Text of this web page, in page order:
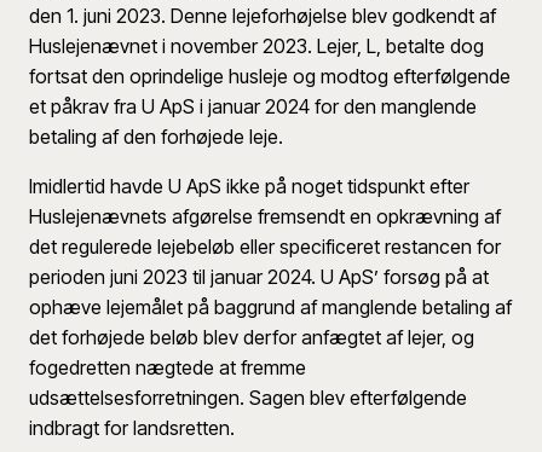
den 1. juni 2023. Denne lejeforhøjelse blev godkendt af
Huslejenævnet i november 2023. Lejer, L, betalte dog
fortsat den oprindelige husleje og modtog efterfølgende
et påkrav fra U ApS i januar 2024 for den manglende
betaling af den forhøjede leje.
Imidlertid havde U ApS ikke på noget tidspunkt efter
Huslejenævnets afgørelse fremsendt en opkrævning af
det regulerede lejebeløb eller specificeret restancen for
perioden juni 2023 til januar 2024. U ApS’ forsøg på at
ophæve lejemålet på baggrund af manglende betaling af
det forhøjede beløb blev derfor anfægtet af lejer, og
fogedretten nægtede at fremme
udsættelsesforretningen. Sagen blev efterfølgende
indbragt for landsretten.